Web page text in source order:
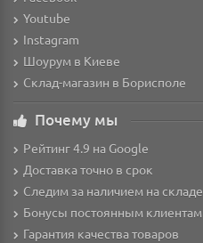
Youtube
Instagram
Шоурум в Киеве
Склад-магазин в Борисполе
Почему мы
Рейтинг 4.9 на Google
Доставка точно в срок
Следим за наличием на складе
Бонусы постоянным клиентам
Гарантия качества товаров